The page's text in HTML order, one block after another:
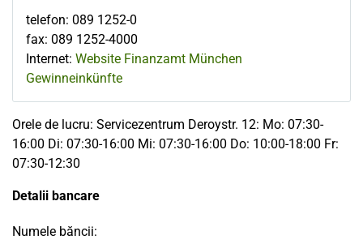
telefon: 089 1252-0
fax: 089 1252-4000
Internet: Website Finanzamt München
Gewinneinkünfte
Orele de lucru: Servicezentrum Deroystr. 12: Mo: 07:30-
16:00 Di: 07:30-16:00 Mi: 07:30-16:00 Do: 10:00-18:00 Fr:
07:30-12:30
Detalii bancare
Numele băncii: